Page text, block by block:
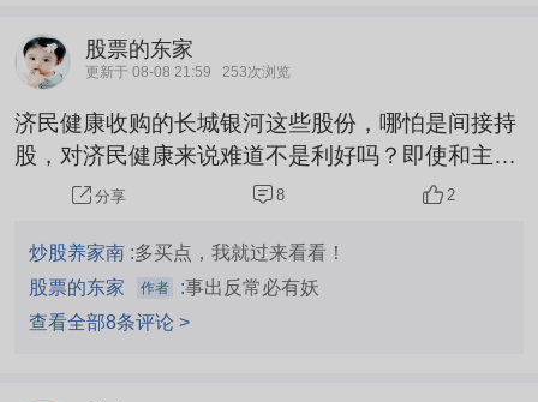
股票的东家
更新于 08-08 21:59 253次浏览
济民健康收购的长城银河这些股份，哪怕是间接持
股，对济民健康来说难道不是利好吗？即使和主业
无任何关联，到手再售也是香饽饽，稳赚不亏的，
相信他有故事的主要理由。
分享 8 2
炒股养家南 :多买点，我就过来看看！
股票的东家
作者 :事出反常必有妖
查看全部8条评论 >